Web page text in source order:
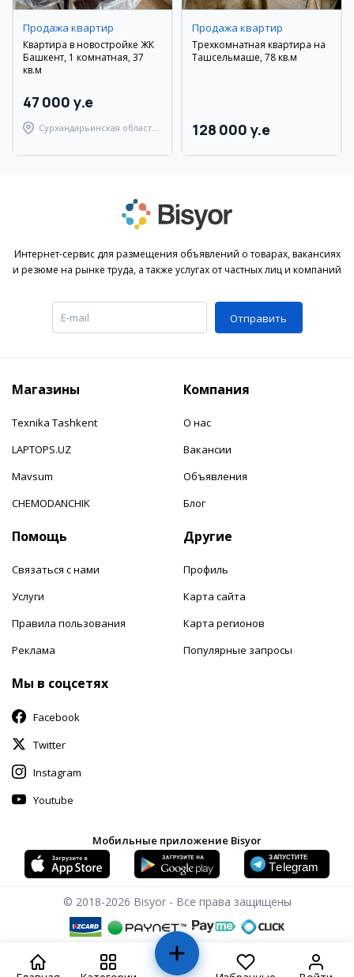
Продажа квартир
Квартира в новостройке ЖК
Башкент, 1 комнатная, 37
кв.м
47 000 y.e
Сурхандарьинская область,
Продажа квартир
Трехкомнатная квартира на
Ташсельмаше, 78 кв.м
128 000 y.e
Интернет-сервис для размещения объявлений о товарах, вакансиях
и резюме на рынке труда, а также услугах от частных лиц и компаний
Отправить
Магазины
Texnika Tashkent
LAPTOPS.UZ
Mavsum
CHEMODANCHIK
Компания
О нас
Вакансии
Объявления
Блог
Помощь
Связаться с нами
Услуги
Правила пользования
Реклама
Другие
Профиль
Карта сайта
Карта регионов
Популярные запросы
Мы в соцсетях
Facebook
Twitter
Instagram
Youtube
Мобильные приложение Bisyor
© 2018-2026 Bisyor - Все права защищены